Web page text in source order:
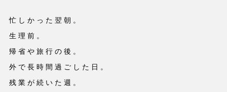
忙しかった翌朝。
生理前。
帰省や旅行の後。
外で長時間過ごした日。
残業が続いた週。